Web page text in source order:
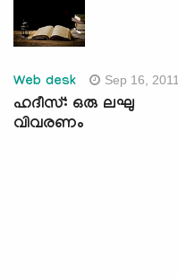
Web desk Sep 16, 2011
ഹദീസ്: ഒരു ലഘു
വിവരണം